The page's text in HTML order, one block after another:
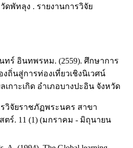
ดพัทลุง . รายงานการวิจัย
ร์ อินทพรหม. (2559). ศึกษาการ
นสู่การท่องเที่ยวเชิงนิเวศน์
กาะเกิด อำเภอบางปะอิน จังหวัด
วิจัยราชภัฏพระนคร สาขา
ร์. 11 (1) (มกราคม - มิถุนายน